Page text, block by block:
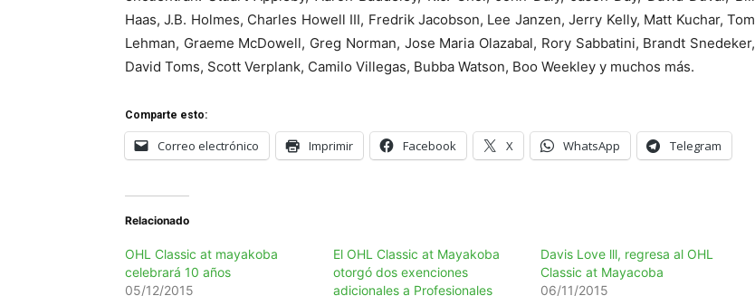
Haas, J.B. Holmes, Charles Howell III, Fredrik Jacobson, Lee Janzen, Jerry Kelly, Matt Kuchar, Tom
Lehman, Graeme McDowell, Greg Norman, Jose Maria Olazabal, Rory Sabbatini, Brandt Snedeker,
David Toms, Scott Verplank, Camilo Villegas, Bubba Watson, Boo Weekley y muchos más.
Comparte esto:
Correo electrónico Imprimir Facebook X WhatsApp Telegram
Relacionado
OHL Classic at mayakoba
celebrará 10 años
05/12/2015
El OHL Classic at Mayakoba
otorgó dos exenciones
adicionales a Profesionales
Davis Love lll, regresa al OHL
Classic at Mayacoba
06/11/2015